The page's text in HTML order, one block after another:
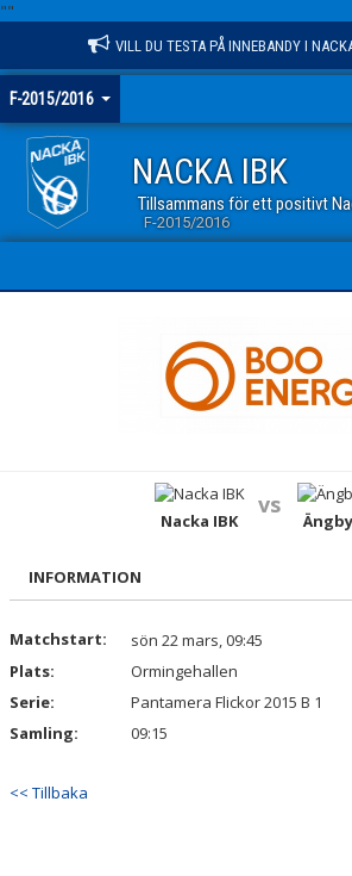
""
VILL DU TESTA PÅ INNEBANDY I
F-2015/2016
NACKA IBK
Tillsammans för ett positivt
F-2015/2016
BILDGALLERI
KONTAKT
Nacka IBK
vs
INFORMATION
Matchstart:
sön 22 mars, 09:45
Plats:
Ormingehallen
Serie:
Pantamera Flickor 2015 B 1
Samling:
09:15
<< Tillbaka